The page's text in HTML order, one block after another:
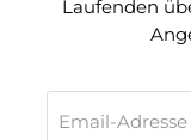
Laufenden
Email-Adresse